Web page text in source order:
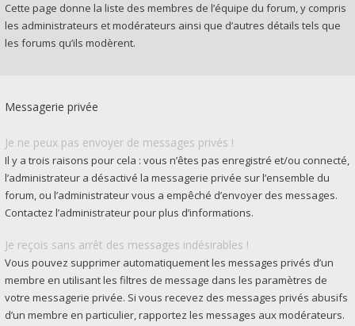
Cette page donne la liste des membres de l’équipe du forum, y compris
les administrateurs et modérateurs ainsi que d’autres détails tels que
les forums qu’ils modèrent.
Messagerie privée
Je ne peux pas envoyer de messages privés !
Il y a trois raisons pour cela : vous n’êtes pas enregistré et/ou connecté,
l’administrateur a désactivé la messagerie privée sur l’ensemble du
forum, ou l’administrateur vous a empêché d’envoyer des messages.
Contactez l’administrateur pour plus d’informations.
Je reçois sans arrêt des messages indésirables !
Vous pouvez supprimer automatiquement les messages privés d’un
membre en utilisant les filtres de message dans les paramètres de
votre messagerie privée. Si vous recevez des messages privés abusifs
d’un membre en particulier, rapportez les messages aux modérateurs.